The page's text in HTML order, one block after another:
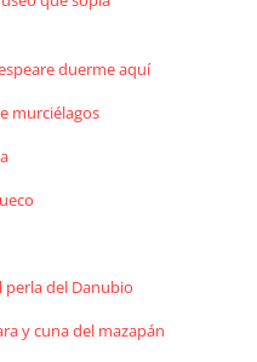
duerme aquí
murciélagos
perla del Danubio
y cuna del mazapán